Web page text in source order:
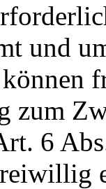
und
zum
6